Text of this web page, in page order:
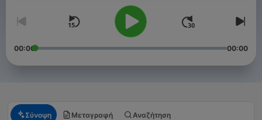
00:00 00:00
Σύνοψη Μεταγραφή Αναζήτηση